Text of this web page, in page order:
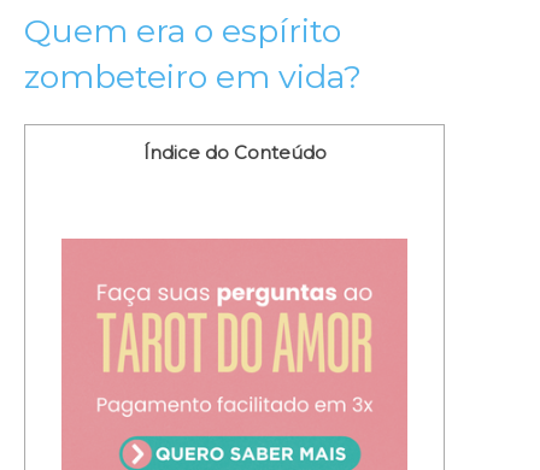
Quem era o espírito
zombeteiro em vida?
Índice do Conteúdo